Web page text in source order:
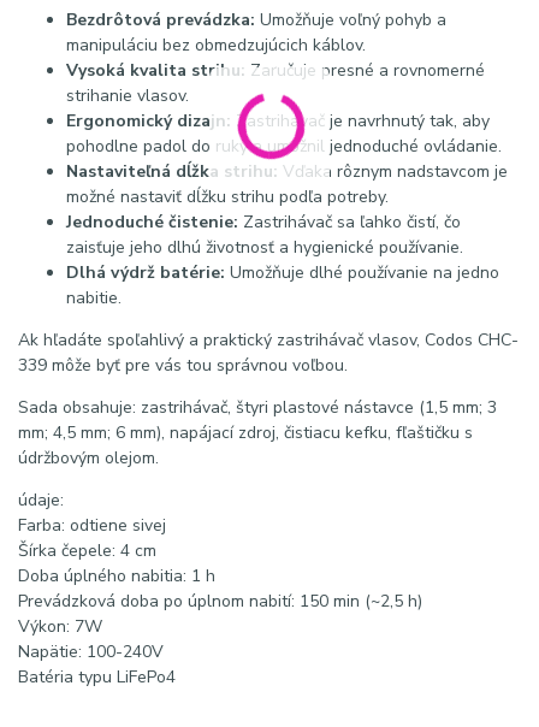
Bezdrôtová prevádzka: Umožňuje voľný pohyb a
manipuláciu bez obmedzujúcich káblov.
Vysoká kvalita strihu: Zaručuje presné a rovnomerné
strihanie vlasov.
Ergonomický dizajn: Zastrihávač je navrhnutý tak, aby
pohodlne padol do ruky a umožnil jednoduché ovládanie.
Nastaviteľná dĺžka strihu: Vďaka rôznym nadstavcom je
možné nastaviť dĺžku strihu podľa potreby.
Jednoduché čistenie: Zastrihávač sa ľahko čistí, čo
zaisťuje jeho dlhú životnosť a hygienické používanie.
Dlhá výdrž batérie: Umožňuje dlhé používanie na jedno
nabitie.
Ak hľadáte spoľahlivý a praktický zastrihávač vlasov, Codos CHC-
339 môže byť pre vás tou správnou voľbou.
Sada obsahuje: zastrihávač, štyri plastové nástavce (1,5 mm; 3
mm; 4,5 mm; 6 mm), napájací zdroj, čistiacu kefku, fľaštičku s
údržbovým olejom.
údaje:
Farba: odtiene sivej
Šírka čepele: 4 cm
Doba úplného nabitia: 1 h
Prevádzková doba po úplnom nabití: 150 min (~2,5 h)
Výkon: 7W
Napätie: 100-240V
Batéria typu LiFePo4